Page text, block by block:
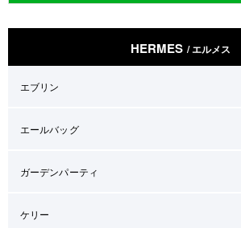
HERMES / エルメス
エブリン
エールバッグ
ガーデンパーティ
ケリー